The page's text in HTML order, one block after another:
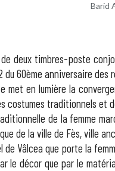
Barid
deux timbres-poste
60ème anniversaire
en lumière la
traditionnels et
de la femme
de la ville de Fès, ville
Vâlcea que porte la
décor que par le